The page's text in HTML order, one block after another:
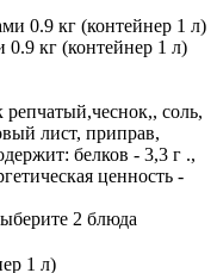
кг (контейнер 1 л)
соль,
лист, приправ,
белков - 3,3 г .,
ценность -
2 блюда